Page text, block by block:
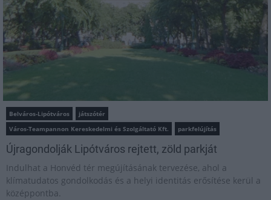
Belváros-Lipótváros
játszótér
Város-Teampannon Kereskedelmi és Szolgáltató Kft.
parkfelújítás
Újragondolják Lipótváros rejtett, zöld parkját
Indulhat a Honvéd tér megújításának tervezése, ahol a
klímatudatos gondolkodás és a helyi identitás erősítése kerül a
középpontba.